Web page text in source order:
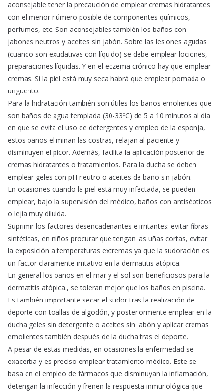
aconsejable tener la precaución de emplear cremas hidratantes
con el menor número posible de componentes químicos,
perfumes, etc. Son aconsejables también los baños con
jabones neutros y aceites sin jabón. Sobre las lesiones agudas
(cuando son exudativas con líquido) se debe emplear lociones,
preparaciones líquidas. Y en el eczema crónico hay que emplear
cremas. Si la piel está muy seca habrá que emplear pomada o
ungüento.
Para la hidratación también son útiles los baños emolientes que
son baños de agua templada (30-33ºC) de 5 a 10 minutos al día
en que se evita el uso de detergentes y empleo de la esponja,
estos baños eliminan las costras, relajan al paciente y
disminuyen el picor. Además, facilita la aplicación posterior de
cremas hidratantes o tratamientos. Para la ducha se deben
emplear geles con pH neutro o aceites de baño sin jabón.
En ocasiones cuando la piel está muy infectada, se pueden
emplear, bajo la supervisión del médico, baños con antisépticos
o lejía muy diluida.
Suprimir los factores desencadenantes e irritantes: evitar fibras
sintéticas, en niños procurar que tengan las uñas cortas, evitar
la exposición a temperaturas extremas ya que la sudoración es
un factor claramente irritativo en la dermatitis atópica.
En general los baños en el mar y el sol son beneficiosos para la
dermatitis atópica., se toleran mejor que los baños en piscina.
Es también importante secar el sudor tras la realización de
deporte con toallas de algodón, y posteriormente emplear en la
ducha geles sin detergente o aceites sin jabón y aplicar cremas
emolientes también después de la ducha tras el deporte.
A pesar de estas medidas, en ocasiones la enfermedad se
exacerba y es preciso emplear tratamiento médico. Este se
basa en el empleo de fármacos que disminuyan la inflamación,
detengan la infección y frenen la respuesta inmunológica que